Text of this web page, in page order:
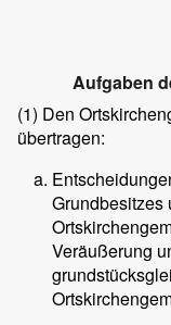
Aufgaben
(1) Den
übertragen:
Grundbesitzes
Veräußerung